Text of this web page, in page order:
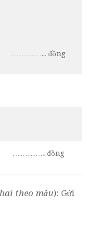
………….. đồng
…………. đồng
theo mẫu): Gửi